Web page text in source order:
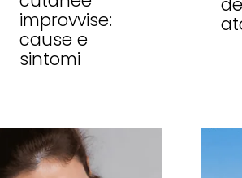
improvvise:
cause e
sintomi